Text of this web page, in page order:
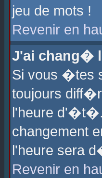
jeu de mots !
Revenir en
J'ai chang�
Si vous �tes
toujours
l'heure
changement
l'heure sera
Revenir en